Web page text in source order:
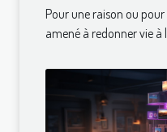
Pour une raison ou
amené à redonner vie à